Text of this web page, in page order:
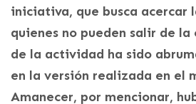
iniciativa, que busca acercar
quienes no pueden salir de
de la actividad ha sido
en la versión realizada en el
Amanecer, por mencionar,